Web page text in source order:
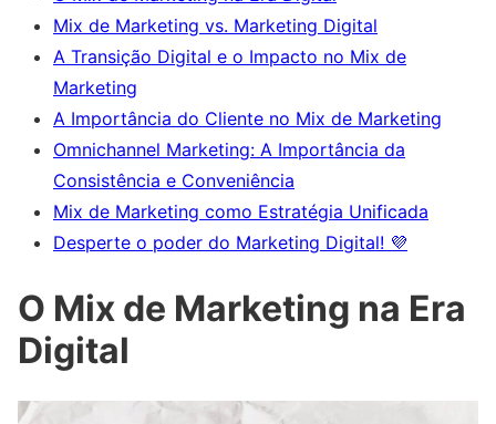
Mix de Marketing vs. Marketing Digital
A Transição Digital e o Impacto no Mix de
Marketing
A Importância do Cliente no Mix de Marketing
Omnichannel Marketing: A Importância da
Consistência e Conveniência
Mix de Marketing como Estratégia Unificada
Desperte o poder do Marketing Digital! 💜
O Mix de Marketing na Era
Digital